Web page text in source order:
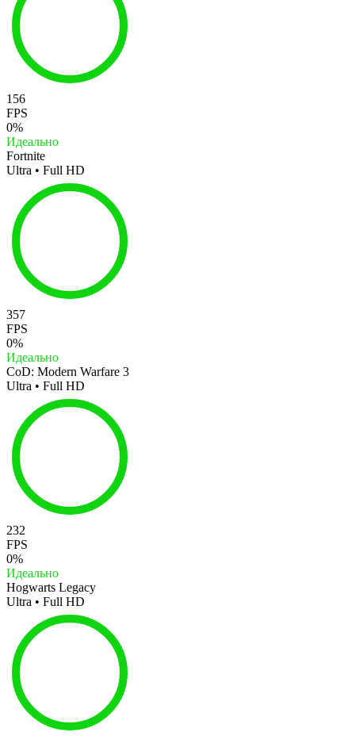
156
FPS
0%
Идеально
Fortnite
Ultra • Full HD
357
FPS
0%
Идеально
CoD: Modern Warfare 3
Ultra • Full HD
232
FPS
0%
Идеально
Hogwarts Legacy
Ultra • Full HD